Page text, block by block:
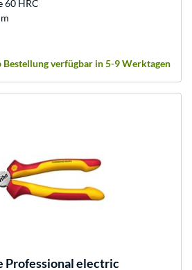
60 HRC
Bestellung verfügbar in 5-9 Werktagen
Professional electric